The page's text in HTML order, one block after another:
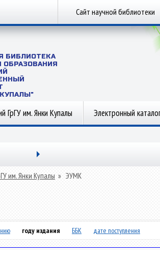
Сайт научной библиотеки
БИБЛИОТЕКА
ГрГУ им. Янки Купалы Электронный
им. Янки Купалы » ЭУМК
году издания ББК дате поступления